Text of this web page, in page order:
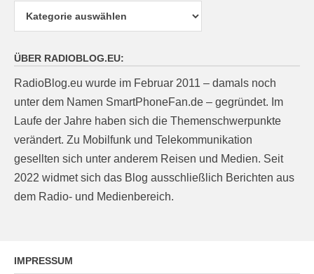
ÜBER RADIOBLOG.EU:
RadioBlog.eu wurde im Februar 2011 – damals noch
unter dem Namen SmartPhoneFan.de – gegründet. Im
Laufe der Jahre haben sich die Themenschwerpunkte
verändert. Zu Mobilfunk und Telekommunikation
gesellten sich unter anderem Reisen und Medien. Seit
2022 widmet sich das Blog ausschließlich Berichten aus
dem Radio- und Medienbereich.
IMPRESSUM